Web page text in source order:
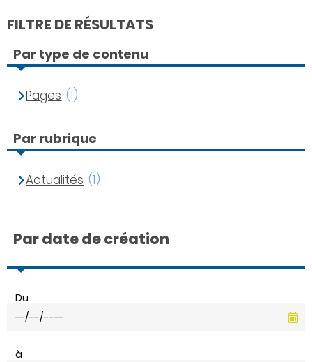
FILTRE DE RÉSULTATS
Par type de contenu
Pages (1)
Par rubrique
Actualités (1)
Par date de création
Du
à